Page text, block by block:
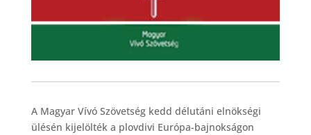
A Magyar Vívó Szövetség kedd délutáni elnökségi
ülésén kijelölték a plovdivi Európa-bajnokságon